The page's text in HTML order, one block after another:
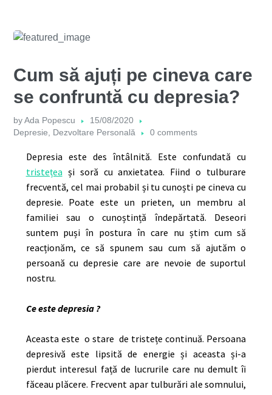
Cum să ajuți pe cineva care
se confruntă cu depresia?
byAda Popescu
15/08/2020
Depresie, Dezvoltare Personală 0 comments
Depresia este des întâlnită. Este confundată cu
tristețea și soră cu anxietatea. Fiind o tulburare
frecventă, cel mai probabil și tu cunoști pe cineva cu
depresie. Poate este un prieten, un membru al
familiei sau o cunoștință îndepărtată. Deseori
suntem puși în postura în care nu știm cum să
reacționăm, ce să spunem sau cum să ajutăm o
persoană cu depresie care are nevoie de suportul
nostru.
Ce este depresia ?
Aceasta este o stare de tristețe continuă. Persoana
depresivă este lipsită de energie și aceasta și-a
pierdut interesul față de lucrurile care nu demult îi
făceau plăcere. Frecvent apar tulburări ale somnului,